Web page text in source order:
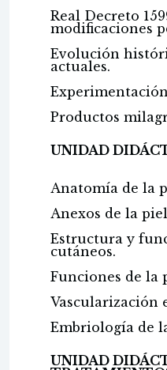
Real Decreto
modificaciones
Evolución
actuales.
Productos
UNIDAD
Anatomía de la
Anexos de la
Estructura y
cutáneos.
Funciones de la
Vascularización
Embriología de
UNIDAD